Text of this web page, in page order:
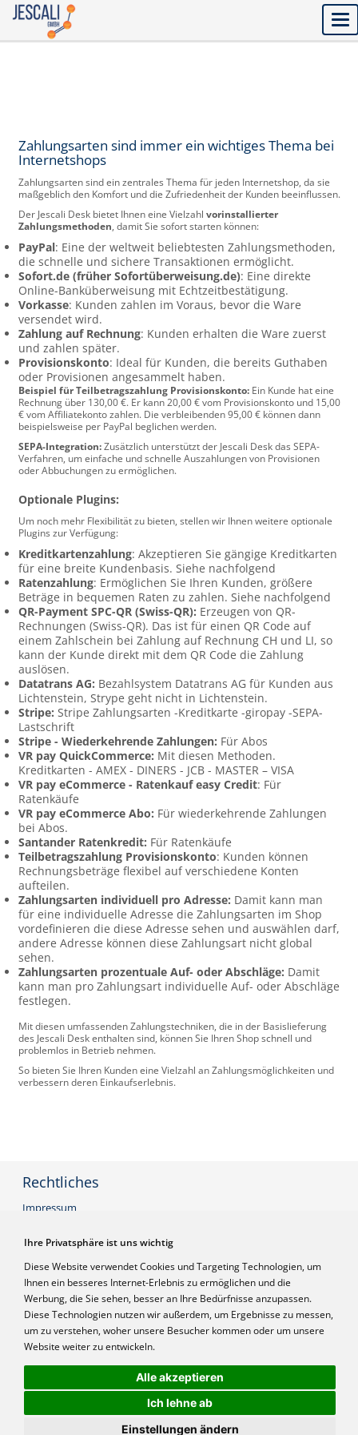
Ihre Privatsphäre ist uns wichtig
Diese Website verwendet Cookies und Targeting Technologien, um
Ihnen ein besseres Internet-Erlebnis zu ermöglichen und die
Werbung, die Sie sehen, besser an Ihre Bedürfnisse anzupassen.
Diese Technologien nutzen wir außerdem, um Ergebnisse zu messen,
um zu verstehen, woher unsere Besucher kommen oder um unsere
Website weiter zu entwickeln.
Alle akzeptieren
Ich lehne ab
Einstellungen ändern
Zahlungsarten sind immer ein wichtiges Thema bei
Internetshops
Zahlungsarten sind ein zentrales Thema für jeden Internetshop, da sie
maßgeblich den Komfort und die Zufriedenheit der Kunden beeinflussen.
Der Jescali Desk bietet Ihnen eine Vielzahl vorinstallierter
Zahlungsmethoden, damit Sie sofort starten können:
PayPal: Eine der weltweit beliebtesten Zahlungsmethoden,
die schnelle und sichere Transaktionen ermöglicht.
Sofort.de (früher Sofortüberweisung.de): Eine direkte
Online-Banküberweisung mit Echtzeitbestätigung.
Vorkasse: Kunden zahlen im Voraus, bevor die Ware
versendet wird.
Zahlung auf Rechnung: Kunden erhalten die Ware zuerst
und zahlen später.
Provisionskonto: Ideal für Kunden, die bereits Guthaben
oder Provisionen angesammelt haben.
Beispiel für Teilbetragszahlung Provisionskonto:Ein Kunde hat eine
Rechnung über 130,00 €. Er kann 20,00 € vom Provisionskonto und 15,00
€ vom Affiliatekonto zahlen. Die verbleibenden 95,00 € können dann
beispielsweise per PayPal beglichen werden.
SEPA-Integration:Zusätzlich unterstützt der Jescali Desk das SEPA-
Verfahren, um einfache und schnelle Auszahlungen von Provisionen
oder Abbuchungen zu ermöglichen.
Optionale Plugins:
Um noch mehr Flexibilität zu bieten, stellen wir Ihnen weitere optionale
Plugins zur Verfügung:
Kreditkartenzahlung: Akzeptieren Sie gängige Kreditkarten
für eine breite Kundenbasis. Siehe nachfolgend
Ratenzahlung: Ermöglichen Sie Ihren Kunden, größere
Beträge in bequemen Raten zu zahlen. Siehe nachfolgend
QR-Payment SPC-QR (Swiss-QR): Erzeugen von QR-
Rechnungen (Swiss-QR). Das ist für einen QR Code auf
einem Zahlschein bei Zahlung auf Rechnung CH und LI, so
kann der Kunde direkt mit dem QR Code die Zahlung
auslösen.
Datatrans AG: Bezahlsystem Datatrans AG für Kunden aus
Lichtenstein, Strype geht nicht in Lichtenstein.
Stripe: Stripe Zahlungsarten -Kreditkarte -giropay -SEPA-
Lastschrift
Stripe - Wiederkehrende Zahlungen: Für Abos
VR pay QuickCommerce: Mit diesen Methoden.
Kreditkarten - AMEX - DINERS - JCB - MASTER – VISA
VR pay eCommerce - Ratenkauf easy Credit: Für
Ratenkäufe
VR pay eCommerce Abo: Für wiederkehrende Zahlungen
bei Abos.
Santander Ratenkredit: Für Ratenkäufe
Teilbetragszahlung Provisionskonto: Kunden können
Rechnungsbeträge flexibel auf verschiedene Konten
aufteilen.
Zahlungsarten individuell pro Adresse: Damit kann man
für eine individuelle Adresse die Zahlungsarten im Shop
vordefinieren die diese Adresse sehen und auswählen darf,
andere Adresse können diese Zahlungsart nicht global
sehen.
Zahlungsarten prozentuale Auf- oder Abschläge: Damit
kann man pro Zahlungsart individuelle Auf- oder Abschläge
festlegen.
Mit diesen umfassenden Zahlungstechniken, die in der Basislieferung
des Jescali Desk enthalten sind, können Sie Ihren Shop schnell und
problemlos in Betrieb nehmen.
So bieten Sie Ihren Kunden eine Vielzahl an Zahlungsmöglichkeiten und
verbessern deren Einkaufserlebnis.
Rechtliches
Impressum
Datenschutzerklärung
Infos
Frage stellen
Login